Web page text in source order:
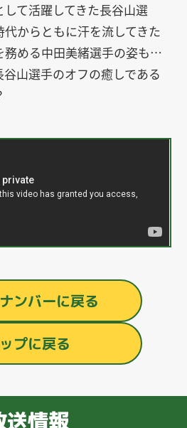
て活躍してきた長谷山選
からともに汗を流してきた
務める中田美緒選手の姿も…
山選手のオフの癒しである
ンバーに戻る
プに戻る
送情報